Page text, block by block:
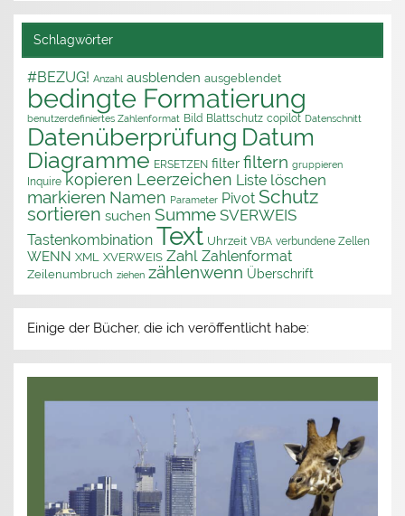
Schlagwörter
#BEZUG! Anzahl ausblenden ausgeblendet
bedingte Formatierung
benutzerdefiniertes Zahlenformat Bild Blattschutz copilot Datenschnitt
Datenüberprüfung Datum
Diagramme ERSETZEN filter filtern gruppieren
Inquire kopieren Leerzeichen Liste löschen
markieren Namen Parameter Pivot Schutz
sortieren suchen Summe SVERWEIS
Tastenkombination Text Uhrzeit VBA verbundene Zellen
WENN XML XVERWEIS Zahl Zahlenformat
Zeilenumbruch ziehen zählenwenn Überschrift
Einige der Bücher, die ich veröffentlicht habe: